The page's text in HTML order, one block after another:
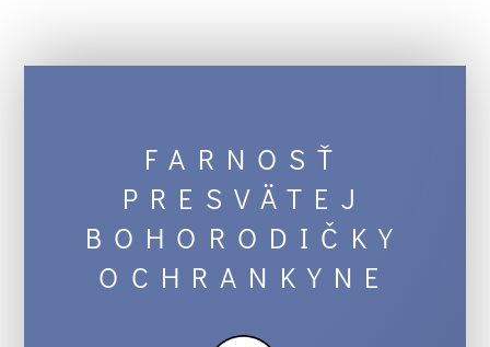
FARNOSŤ
PRESVÄTEJ
BOHORODIČKY
OCHRANKYNE